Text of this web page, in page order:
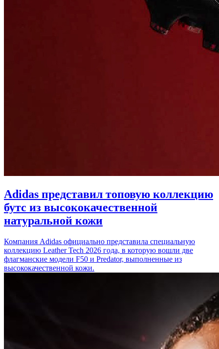
Adidas представил топовую коллекцию
бутс из высококачественной
натуральной кожи
Компания Adidas официально представила специальную
коллекцию Leather Tech 2026 года, в которую вошли две
флагманские модели F50 и Predator, выполненные из
высококачественной кожи.